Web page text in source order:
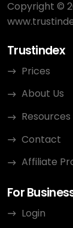
Copyright ©
Trustindex
Prices
About Us
Resources
Contact
Affiliate
For
Login